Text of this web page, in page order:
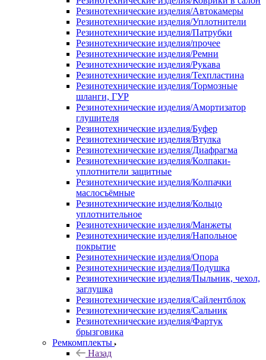
Резинотехнические изделия/Автокамеры
Резинотехнические изделия/Уплотнители
Резинотехнические изделия/Патрубки
Резинотехнические изделия/прочее
Резинотехнические изделия/Ремни
Резинотехнические изделия/Рукава
Резинотехнические изделия/Техпластина
Резинотехнические изделия/Тормозные
шланги, ГУР
Резинотехнические изделия/Амортизатор
глушителя
Резинотехнические изделия/Буфер
Резинотехнические изделия/Втулка
Резинотехнические изделия/Диафрагма
Резинотехнические изделия/Колпаки-
уплотнители защитные
Резинотехнические изделия/Колпачки
маслосъёмные
Резинотехнические изделия/Кольцо
уплотнительное
Резинотехнические изделия/Манжеты
Резинотехнические изделия/Напольное
покрытие
Резинотехнические изделия/Опора
Резинотехнические изделия/Подушка
Резинотехнические изделия/Пыльник, чехол,
заглушка
Резинотехнические изделия/Сайлентблок
Резинотехнические изделия/Сальник
Резинотехнические изделия/Фартук
брызговика
Ремкомплекты
Назад